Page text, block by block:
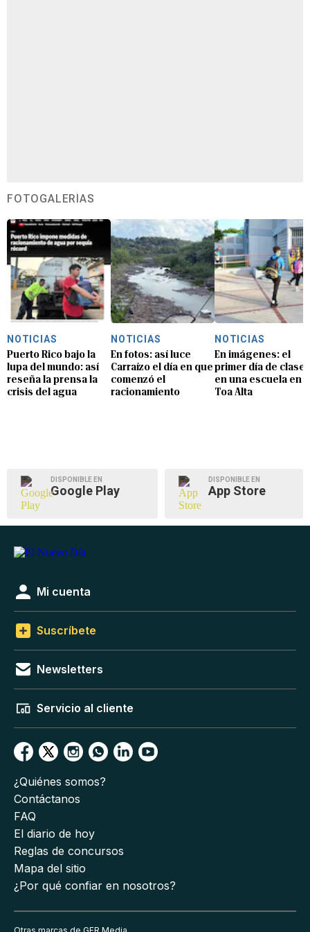
FOTOGALERÍAS
NOTICIAS
Puerto Rico bajo la
lupa del mundo: así
reseña la prensa la
crisis del agua
NOTICIAS
En fotos: así luce
Carraízo el día en que
comenzó el
racionamiento
NOTICIAS
En imágenes: el
primer día de clases
en una escuela en
Toa Alta
DISPONIBLE EN
Google Play
DISPONIBLE EN
App Store
Mi cuenta
Suscríbete
Newsletters
Servicio al cliente
¿Quiénes somos?
Contáctanos
FAQ
El diario de hoy
Reglas de concursos
Mapa del sitio
¿Por qué confiar en nosotros?